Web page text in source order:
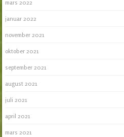
mars 2022
januar 2022
november 2021
oktober 2021
september 2021
august 2021
juli 2021
april 2021
mars 2021